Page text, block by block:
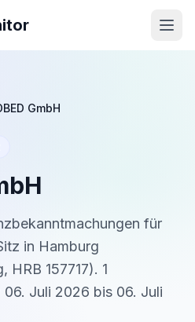
GmbH
für
in Hamburg
, HRB 157717). 1
06. Juli 2026 bis 06. Juli